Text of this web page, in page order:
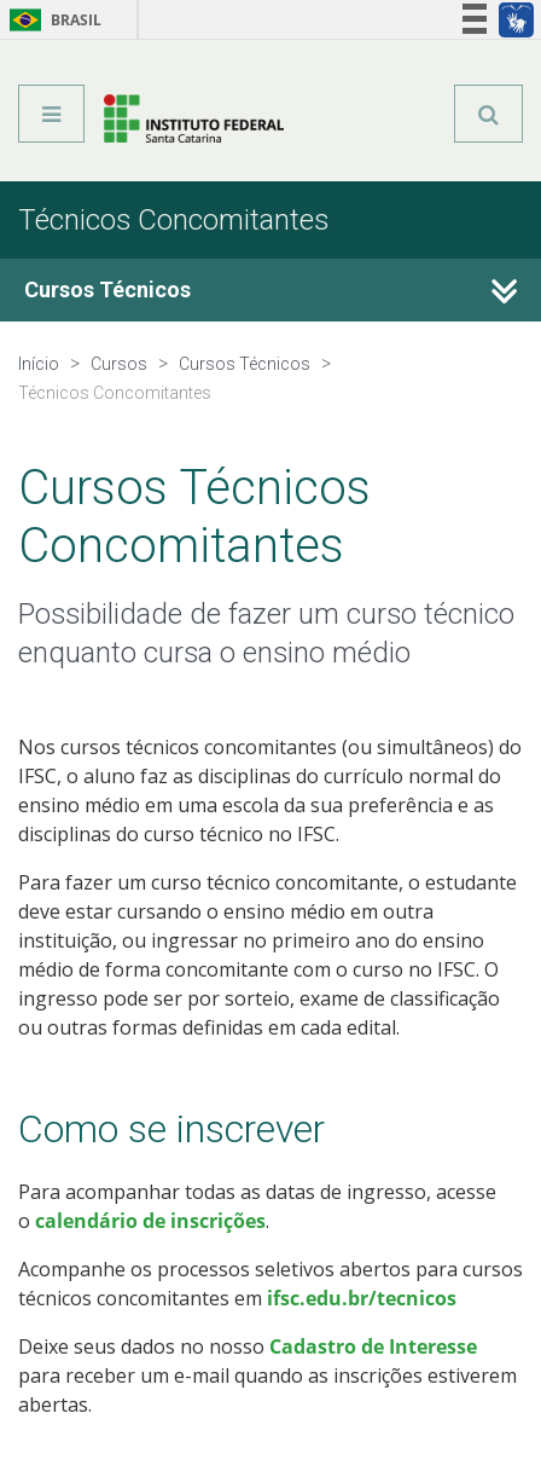
BRASIL
Técnicos Concomitantes
Cursos Técnicos
Cursos Técnicos
Qualificação Profissional
Pós-graduação
Educação a Distância
Educação de Jovens e Adultos
Transferências e retornos
PartiuIF
Processo de Inscrição
Cotas
Orientações para comprovação de cotas
Início Cursos
Cursos Técnicos
Técnicos Concomitantes
Cursos Técnicos
Concomitantes
Possibilidade de fazer um curso técnico
enquanto cursa o ensino médio
Nos cursos técnicos concomitantes (ou simultâneos) do
IFSC, o aluno faz as disciplinas do currículo normal do
ensino médio em uma escola da sua preferência e as
disciplinas do curso técnico no IFSC.
Para fazer um curso técnico concomitante, o estudante
deve estar cursando o ensino médio em outra
instituição, ou ingressar no primeiro ano do ensino
médio de forma concomitante com o curso no IFSC. O
ingresso pode ser por sorteio, exame de classificação
ou outras formas definidas em cada edital.
Como se inscrever
Para acompanhar todas as datas de ingresso, acesse
o calendário de inscrições.
Acompanhe os processos seletivos abertos para cursos
técnicos concomitantes em ifsc.edu.br/tecnicos
Deixe seus dados no nosso Cadastro de Interesse
para receber um e-mail quando as inscrições estiverem
abertas.